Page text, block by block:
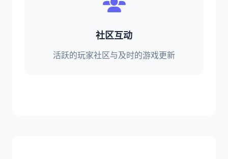
社区互动
活跃的玩家社区与及时的游戏更新